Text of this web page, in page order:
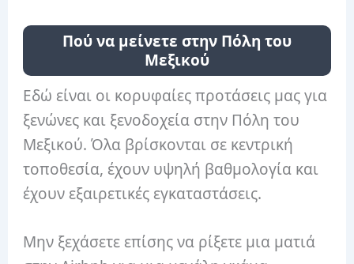
Πού να μείνετε στην Πόλη του
Μεξικού
Εδώ είναι οι κορυφαίες προτάσεις μας για
ξενώνες και ξενοδοχεία στην Πόλη του
Μεξικού. Όλα βρίσκονται σε κεντρική
τοποθεσία, έχουν υψηλή βαθμολογία και
έχουν εξαιρετικές εγκαταστάσεις.
Μην ξεχάσετε επίσης να ρίξετε μια ματιά